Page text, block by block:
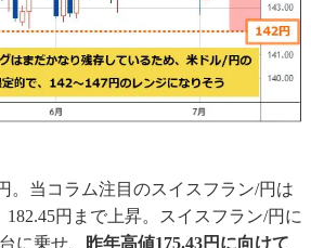
当コラム注目のスイスフラン/円は
円まで上昇。スイスフラン/円に
に乗せ、
昨年高値175.43円に向けて